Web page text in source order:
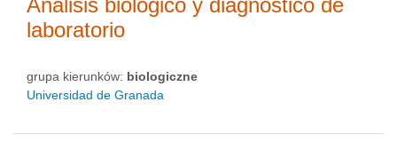
laboratorio
grupa kierunków: biologiczne
Universidad de Granada